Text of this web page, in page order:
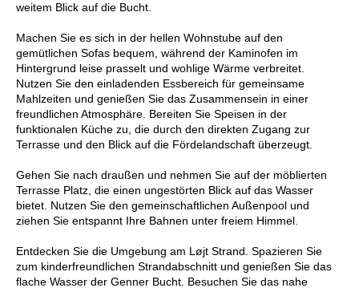
weitem Blick auf die Bucht.
Machen Sie es sich in der hellen Wohnstube auf den
gemütlichen Sofas bequem, während der Kaminofen im
Hintergrund leise prasselt und wohlige Wärme verbreitet.
Nutzen Sie den einladenden Essbereich für gemeinsame
Mahlzeiten und genießen Sie das Zusammensein in einer
freundlichen Atmosphäre. Bereiten Sie Speisen in der
funktionalen Küche zu, die durch den direkten Zugang zur
Terrasse und den Blick auf die Fördelandschaft überzeugt.
Gehen Sie nach draußen und nehmen Sie auf der möblierten
Terrasse Platz, die einen ungestörten Blick auf das Wasser
bietet. Nutzen Sie den gemeinschaftlichen Außenpool und
ziehen Sie entspannt Ihre Bahnen unter freiem Himmel.
Entdecken Sie die Umgebung am Løjt Strand. Spazieren Sie
zum kinderfreundlichen Strandabschnitt und genießen Sie das
flache Wasser der Genner Bucht. Besuchen Sie das nahe